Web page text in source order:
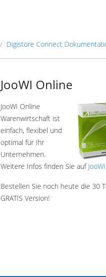
Digistore Connect
JooWI Online
JooWI Online
Warenwirtschaft ist
einfach, flexibel und
optimal für Ihr
Unternehmen.
Weitere Infos finden Sie auf
Bestellen Sie noch heute die 30
GRATIS Version!